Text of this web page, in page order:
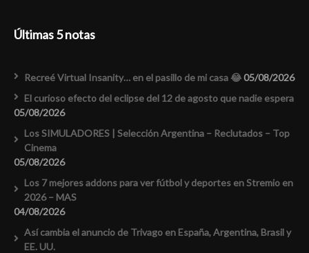
Últimas 5 notas
Recreé Virtual Insanity… en el pasillo de mi casa 😂05/08/2026
El curioso efecto del eclipse del 12 de agosto que nadie espera
05/08/2026
Los SIMULADORES | Selección Argentina – Reclutados – Top
Cinema
05/08/2026
Los 7 mejores addons para ver fútbol y deportes en Stremio en
2026 – MAS
04/08/2026
Así cambia el anuncio de Trivago en España, Argentina, Brasil y
EE. UU.